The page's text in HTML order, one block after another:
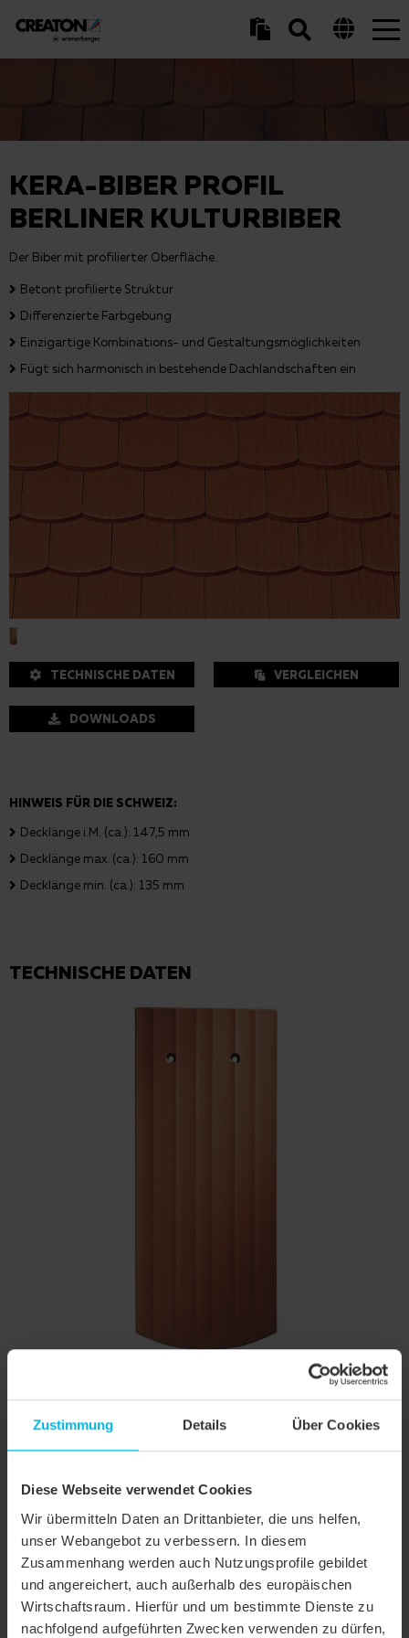
Zustimmung Details Über Cookies
Diese Webseite verwendet Cookies
Wir übermitteln Daten an Drittanbieter, die uns helfen,
unser Webangebot zu verbessern. In diesem
Zusammenhang werden auch Nutzungsprofile gebildet
und angereichert, auch außerhalb des europäischen
Wirtschaftsraum. Hierfür und um bestimmte Dienste zu
nachfolgend aufgeführten Zwecken verwenden zu dürfen,
KERA-BIBER PROFIL
BERLINER KULTURBIBER
Der Biber mit profilierter Oberfläche.
Betont profilierte Struktur
Differenzierte Farbgebung
Einzigartige Kombinations- und Gestaltungsmöglichkeiten
Fügt sich harmonisch in bestehende Dachlandschaften ein
TECHNISCHE DATEN VERGLEICHEN
DOWNLOADS
HINWEIS FÜR DIE SCHWEIZ:
Decklänge i.M. (ca.): 147,5 mm
Decklänge max. (ca.): 160 mm
Decklänge min. (ca.): 135 mm
TECHNISCHE DATEN
160 x 380 x 16 mm
Deckbreite max. (ca.)
Decklänge i.M. (ca.) 155 mm
165 mm
Ziegelbedarf i.M. (ca.) 40 Stück/m²
Gewicht je Stück (ca.) 2.4 kg/Stück
Gewicht je m² (ca.) 96 kg/m²